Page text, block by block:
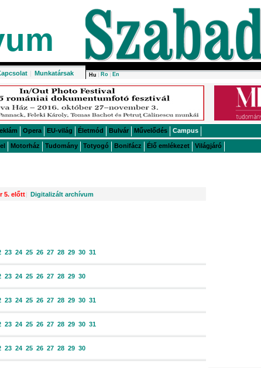
| Munkatársak Hu Ro En
Opera EU-világ Életmód Bulvár Művelődés Campus
Motorház Tudomány Totyogó Bonifácz Élő emlékezet Világjáró
5. előtt| Digitalizált archívum
23 24 25 26 27 28 29 30 31
23 24 25 26 27 28 29 30
23 24 25 26 27 28 29 30 31
23 24 25 26 27 28 29 30 31
23 24 25 26 27 28 29 30